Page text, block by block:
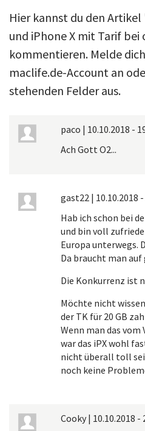
Hier kannst du den
und iPhone X mit Tarif bei
kommentieren. Melde
maclife.de-Account an
stehenden Felder aus.
paco | 10.10.2018 -
Ach Gott O2...
gast22 | 10.10.2018
Hab ich schon bei
und bin voll
Europa unterwegs.
Da braucht man
Die Konkurrenz ist
Möchte nicht
der TK für 20 GB
Wenn man das
war das iPX wohl
nicht überall toll
noch keine
Cooky | 10.10.2018 -